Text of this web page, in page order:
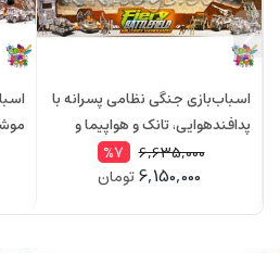
اسباب‌بازی جنگی نظامی پسرانه با
پدافندهوایی، تانک و هواپیما و
سرباز با تجهیزات موزیکال WAR
6,635,000
%7
6,150,000تومان